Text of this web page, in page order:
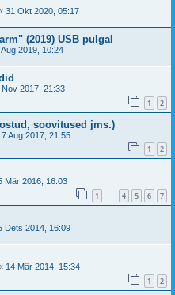
31 Okt 2020, 05:17
(2019) USB pulgal
Aug 2019, 10:24
Nov 2017, 21:33
1 2
soovitused jms.)
Aug 2017, 21:55
1 2
Mär 2016, 16:03
1 4 5 6 7
Dets 2014, 16:09
14 Mär 2014, 15:34
1 2